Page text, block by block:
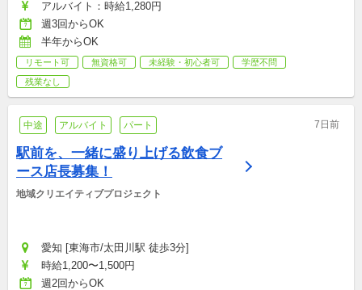
アルバイト：時給1,280円
週3回からOK
半年からOK
リモート可 無資格可 未経験・初心者可
学歴不問
残業なし
中途 アルバイト パート 7日前
駅前を、一緒に盛り上げる飲食ブ
ース店長募集！
地域クリエイティブプロジェクト
愛知 [東海市/太田川駅 徒歩3分]
時給1,200〜1,500円
週2回からOK